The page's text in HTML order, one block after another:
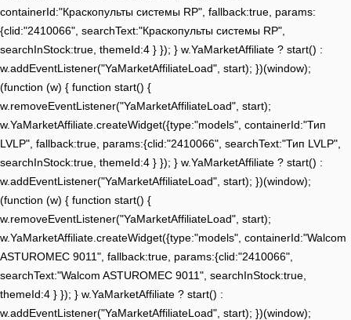
containerId:"Краскопульты системы RP", fallback:true, params:
{clid:"2410066", searchText:"Краскопульты системы RP",
searchInStock:true, themeId:4 } }); } w.YaMarketAffiliate ? start() :
w.addEventListener("YaMarketAffiliateLoad", start); })(window);
(function (w) { function start() {
w.removeEventListener("YaMarketAffiliateLoad", start);
w.YaMarketAffiliate.createWidget({type:"models", containerId:"Тип
LVLP", fallback:true, params:{clid:"2410066", searchText:"Тип LVLP",
searchInStock:true, themeId:4 } }); } w.YaMarketAffiliate ? start() :
w.addEventListener("YaMarketAffiliateLoad", start); })(window);
(function (w) { function start() {
w.removeEventListener("YaMarketAffiliateLoad", start);
w.YaMarketAffiliate.createWidget({type:"models", containerId:"Walcom
ASTUROMEC 9011", fallback:true, params:{clid:"2410066",
searchText:"Walcom ASTUROMEC 9011", searchInStock:true,
themeId:4 } }); } w.YaMarketAffiliate ? start() :
w.addEventListener("YaMarketAffiliateLoad", start); })(window);